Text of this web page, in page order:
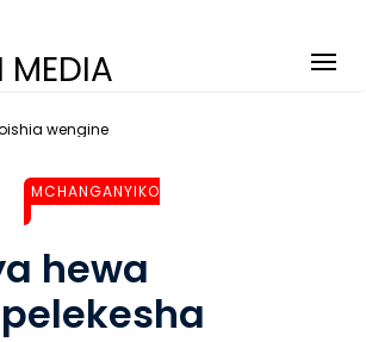
MEDIA
wengine
MCHANGANYIKO
hewa